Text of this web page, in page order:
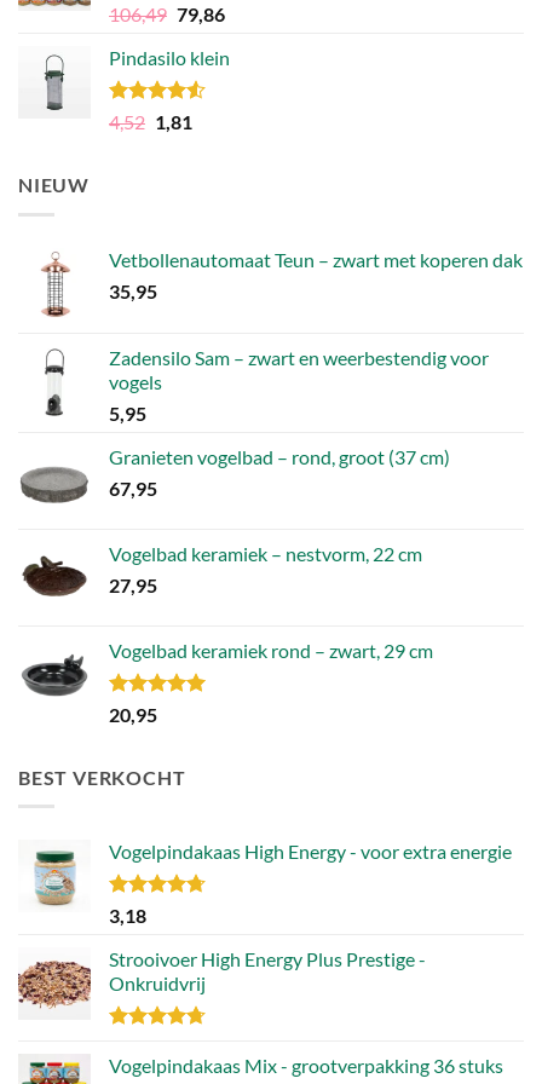
Gewaardeerd
uit 5
106,49 Oorspronkelijke
was:
106,49.
79,86Huidige
is:
Pindasilo klein
Gewaardeerd
4.50
uit 5
4,52 Oorspronkelijke
1,81
NIEUW
Vetbollenautomaat Teun – zwart met koperen dak
35,95
Zadensilo Sam – zwart en weerbestendig voor
vogels
5,95
Granieten vogelbad – rond, groot (37 cm)
67,95
Vogelbad keramiek – nestvorm, 22 cm
27,95
Vogelbad keramiek rond – zwart, 29 cm
Gewaardeerd
5.00
20,95
BEST VERKOCHT
Vogelpindakaas High Energy - voor extra energie
Gewaardeerd
4.70
3,18
Strooivoer High Energy Plus Prestige -
Onkruidvrij
4.71uit 5
Vogelpindakaas Mix - grootverpakking 36 stuks